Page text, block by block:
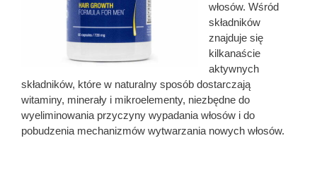
włosów. Wśród
składników
znajduje się
kilkanaście
aktywnych
składników, które w naturalny sposób dostarczają
witaminy, minerały i mikroelementy, niezbędne do
wyeliminowania przyczyny wypadania włosów i do
pobudzenia mechanizmów wytwarzania nowych włosów.